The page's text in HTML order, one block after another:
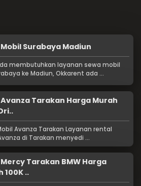
Mobil Surabaya Madiun
membutuhkan layanan sewa mobil
ke Madiun, Okkarent ada ...
Avanza Tarakan Harga Murah
Avanza Tarakan Layanan rental
di Tarakan menyedi ...
Mercy Tarakan BMW Harga
100K ..